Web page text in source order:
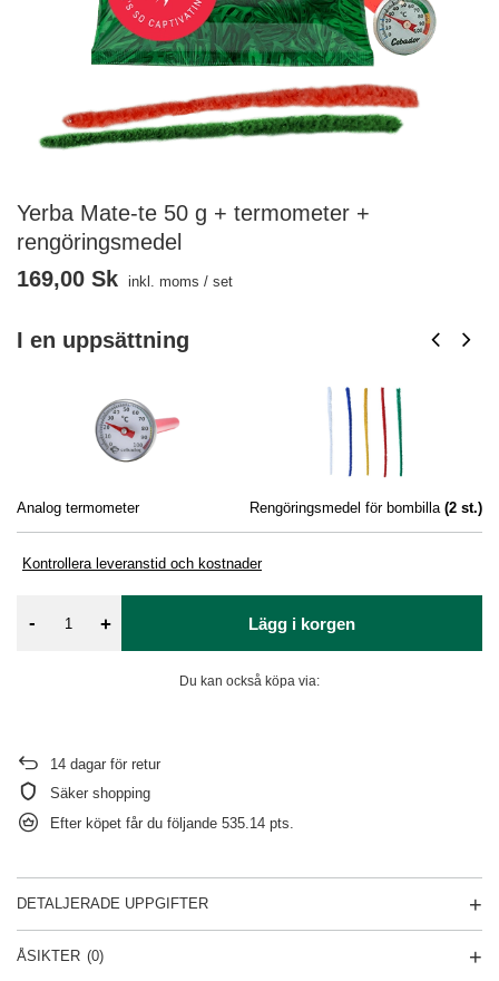
Yerba Mate-te 50 g + termometer +
rengöringsmedel
I en uppsättning
Analog termometer Rengöringsmedel för bombilla(2 st.)
Kontrollera leveranstid och kostnader
169,00 Sk inkl. moms / set
- + Lägg i korgen
Du kan också köpa via:
14 dagar för retur
Säker shopping
Efter köpet får du följande 535.14 pts.
DETALJERADE UPPGIFTER
ÅSIKTER (0)